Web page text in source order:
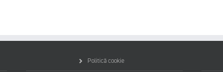
Politică cookie